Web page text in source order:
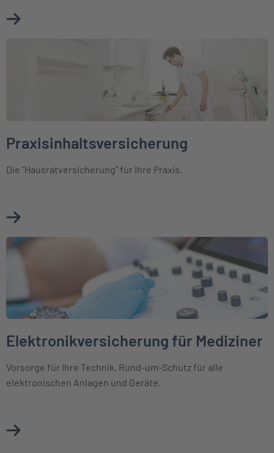
Mehr über Praxisausfallversicherung erfahren
Praxisinhaltsversicherung
Die "Hausratversicherung" für Ihre Praxis.
Mehr über Praxisinhaltsversicherung erfahren
Weiter zu Elektronikversicherung für Mediziner
Elektronikversicherung für Mediziner
Vorsorge für Ihre Technik. Rund-um-Schutz für alle
elektronischen Anlagen und Geräte.
Mehr über Elektronikversicherung für Mediziner erfahren